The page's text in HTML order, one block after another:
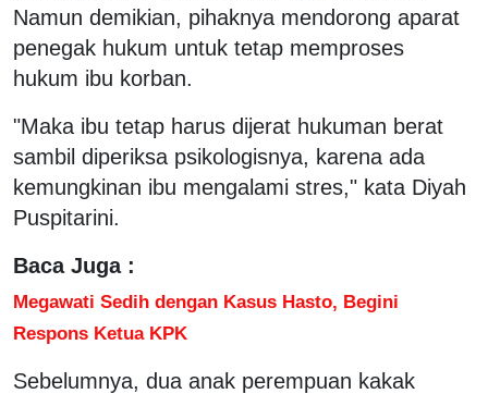
Namun demikian, pihaknya mendorong aparat
penegak hukum untuk tetap memproses
hukum ibu korban.
"Maka ibu tetap harus dijerat hukuman berat
sambil diperiksa psikologisnya, karena ada
kemungkinan ibu mengalami stres," kata Diyah
Puspitarini.
Baca Juga :
Megawati Sedih dengan Kasus Hasto, Begini
Respons Ketua KPK
Sebelumnya, dua anak perempuan kakak